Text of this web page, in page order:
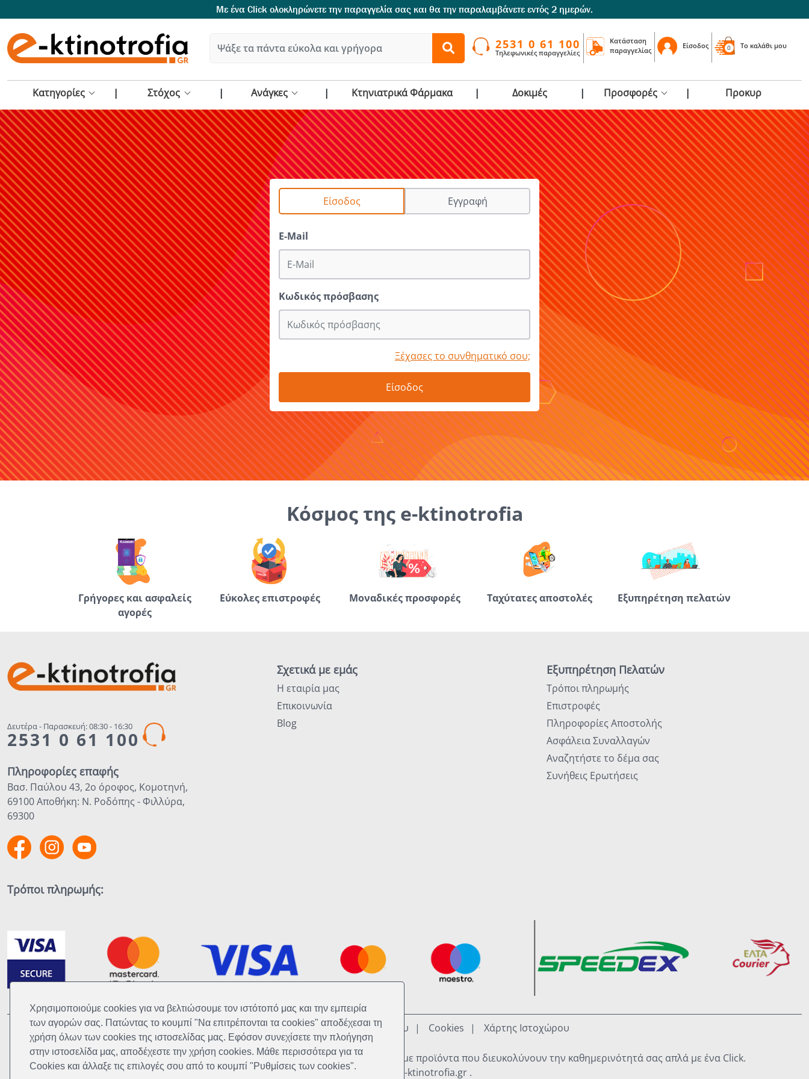
Χρησιμοποιούμε cookies για να βελτιώσουμε τον ιστότοπό μας και την εμπειρία
των αγορών σας. Πατώντας το κουμπί "Να επιτρέπονται τα cookies" αποδέχεσαι τη
χρήση όλων των cookies της ιστοσελίδας μας. Εφόσον συνεχίσετε την πλοήγηση
στην ιστοσελίδα μας, αποδέχεστε την χρήση cookies. Μάθε περισσότερα για τα
Cookies και άλλαξε τις επιλογές σου από το κουμπί "Ρυθμίσεις των cookies".
Χρησιμοποιούμε cookies για να βελτιώσουμε τον ιστότοπό μας και την εμπειρία
των αγορών σας. Πατώντας το κουμπί "Να επιτρέπονται τα cookies" αποδέχεσαι τη
χρήση όλων των cookies της ιστοσελίδας μας. Εφόσον συνεχίσετε την πλοήγηση
στην ιστοσελίδα μας, αποδέχεστε την χρήση cookies. Μάθε περισσότερα για τα
Cookies και άλλαξε τις επιλογές σου από το κουμπί "Ρυθμίσεις των cookies".
Με ένα Click oλοκληρώνετε την παραγγελία σας και θα την παραλαμβάνετε εντός 2 ημερών.
2531 0 61 100
Τηλεφωνικές παραγγελίες
Κατάσταση
παραγγελίας
Είσοδος 0 To καλάθι μου
Κατηγορίες Στόχος Ανάγκες Κτηνιατρικά Φάρμακα Δοκιμές Προσφορές Προκυρ
Είσοδος Εγγραφή
E-Mail
Κωδικός πρόσβασης
Ξέχασες το συνθηματικό σου;
Είσοδος
Κόσμος της e-ktinotrofia
Γρήγορες και ασφαλείς
αγορές
Εύκολες επιστροφές Μοναδικές προσφορές Ταχύτατες αποστολές Εξυπηρέτηση πελατών
Δευτέρα - Παρασκευή: 08:30 - 16:30
2531 0 61 100
Πληροφορίες επαφής
Βασ. Παύλου 43, 2ο όροφος, Κομοτηνή,
69100 Αποθήκη: Ν. Ροδόπης - Φιλλύρα,
69300
Σχετικά με εμάς
Η εταιρία μας
Επικοινωνία
Blog
Εξυπηρέτηση Πελατών
Τρόποι πληρωμής
Επιστροφές
Πληροφορίες Αποστολής
Ασφάλεια Συναλλαγών
Αναζητήστε το δέμα σας
Συνήθεις Ερωτήσεις
Τρόποι πληρωμής:
Όροι χρήσης Πολιτική Απορρήτου Cookies Χάρτης Ιστοχώρου
Το πάθος μας έγινε η δουλεία μας και πλέον μπορούμε να σας προσφέρουμε προϊόντα που διευκολύνουν την καθημερινότητά σας απλά με ένα Click.
Η ομάδα του e-ktinotrofia.gr .